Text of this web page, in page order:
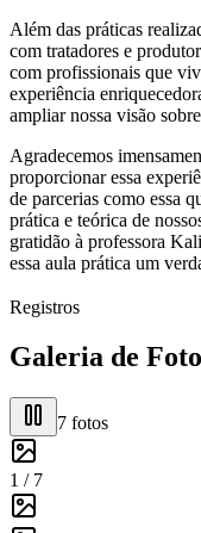
Além das práticas
com tratadores e
com profissionais que
experiência
ampliar nossa visão
Agradecemos
proporcionar essa
de parcerias como essa
prática e teórica de
gratidão à professora
essa aula prática um
Registros
Galeria de
7 fotos
1 / 7